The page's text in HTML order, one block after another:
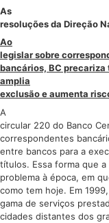
As
resoluções da Direção
Ao
legislar sobre
bancários, BC precariza
amplia
exclusão e aumenta
A
circular 220 do Banco
correspondentes
entre bancos para a
títulos. Essa forma que
problema à época, em
como tem hoje. Em
gama de serviços
cidades distantes dos